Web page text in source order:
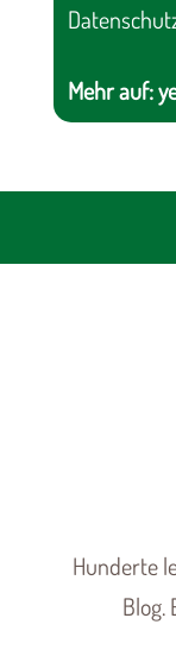
Mehr auf:
Hunderte
Blog.